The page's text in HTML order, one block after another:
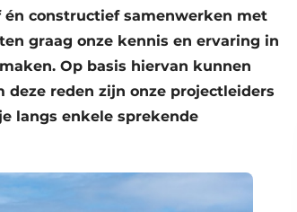
constructief samenwerken met
graag onze kennis en ervaring in
Op basis hiervan kunnen
reden zijn onze projectleiders
langs enkele sprekende